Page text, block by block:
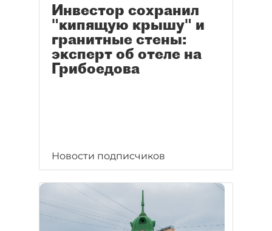
Инвестор сохранил
"кипящую крышу" и
гранитные стены:
эксперт об отеле на
Грибоедова
Новости подписчиков